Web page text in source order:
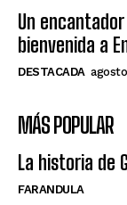
Un
bienvenida a
DESTACADA
MÁS POPULAR
La historia de
FARANDULA